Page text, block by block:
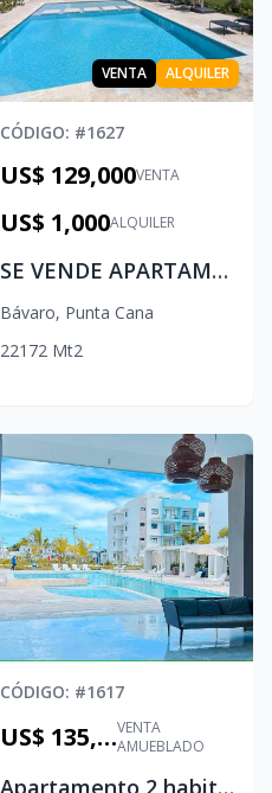
VENTA ALQUILER
CÓDIGO: #1627
VENTA
US$ 129,000
ALQUILER
US$ 1,000
SE VENDE APARTAMENTO ATABEY II
Bávaro, Punta Cana
221 72 Mt2
CÓDIGO: #1617
VENTA
AMUEBLADO
US$ 135,000
Apartamento 2 habitaciones amueblado en Epic Punta Cana